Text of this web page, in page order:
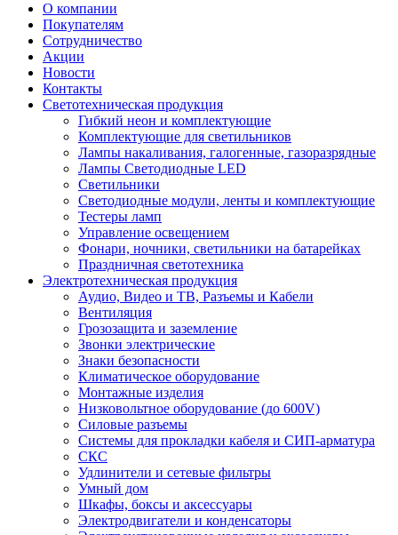
О компании
Покупателям
Сотрудничество
Акции
Новости
Контакты
Светотехническая продукция
Гибкий неон и комплектующие
Комплектующие для светильников
Лампы накаливания, галогенные, газоразрядные
Лампы Светодиодные LED
Светильники
Светодиодные модули, ленты и комплектующие
Тестеры ламп
Управление освещением
Фонари, ночники, светильники на батарейках
Праздничная светотехника
Электротехническая продукция
Аудио, Видео и ТВ, Разъемы и Кабели
Вентиляция
Грозозащита и заземление
Звонки электрические
Знаки безопасности
Климатическое оборудование
Монтажные изделия
Низковольтное оборудование (до 600V)
Силовые разъемы
Системы для прокладки кабеля и СИП-арматура
СКС
Удлинители и сетевые фильтры
Умный дом
Шкафы, боксы и аксессуары
Электродвигатели и конденсаторы